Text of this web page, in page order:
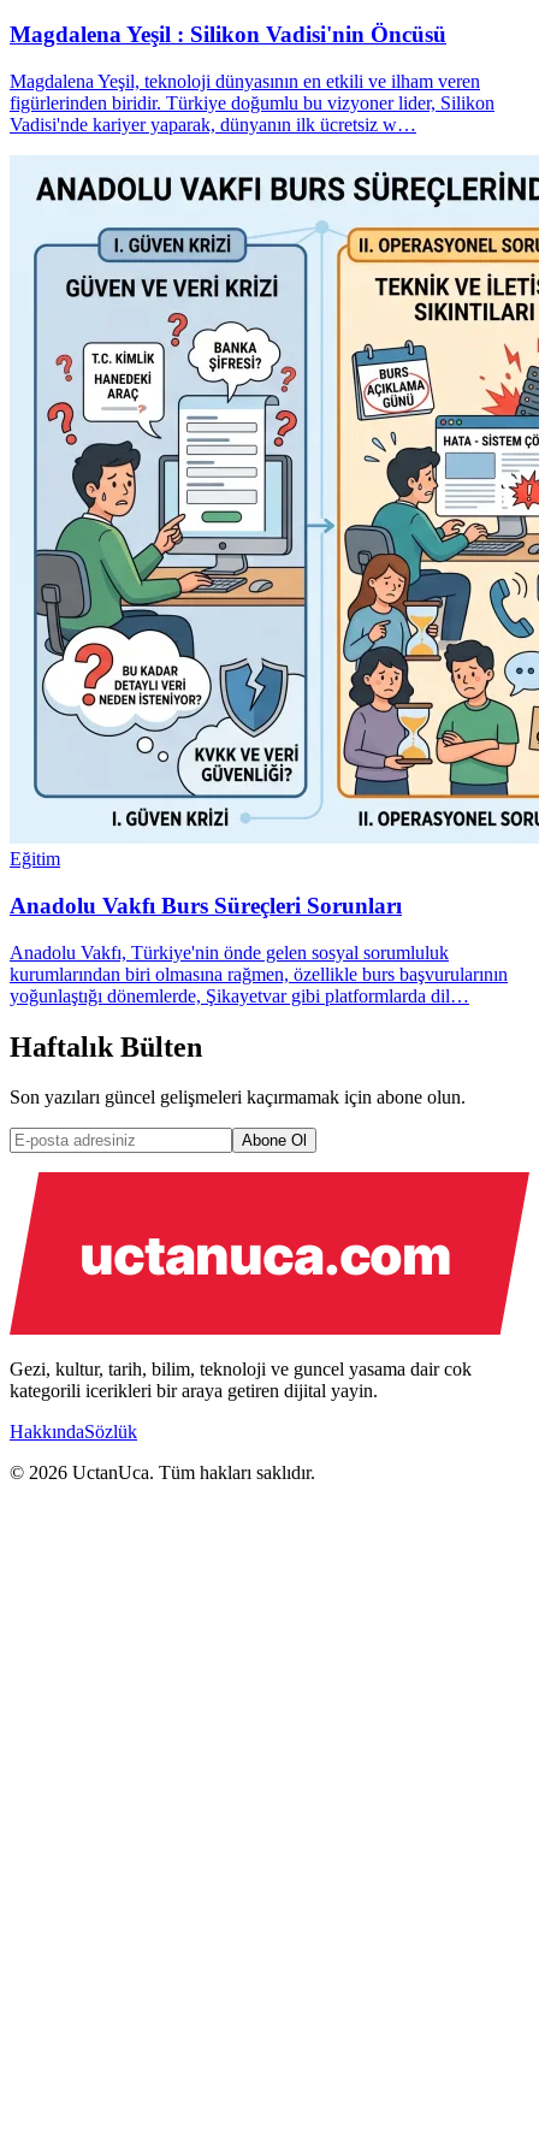
Magdalena Yeşil : Silikon Vadisi'nin Öncüsü
Magdalena Yeşil, teknoloji dünyasının en etkili ve ilham veren
figürlerinden biridir. Türkiye doğumlu bu vizyoner lider, Silikon
Vadisi'nde kariyer yaparak, dünyanın ilk ücretsiz w…
Eğitim
Anadolu Vakfı Burs Süreçleri Sorunları
Anadolu Vakfı, Türkiye'nin önde gelen sosyal sorumluluk
kurumlarından biri olmasına rağmen, özellikle burs başvurularının
yoğunlaştığı dönemlerde, Şikayetvar gibi platformlarda dil…
Haftalık Bülten
Son yazıları güncel gelişmeleri kaçırmamak için abone olun.
Abone Ol
Gezi, kultur, tarih, bilim, teknoloji ve guncel yasama dair cok
kategorili icerikleri bir araya getiren dijital yayin.
HakkındaSözlük
© 2026 UctanUca. Tüm hakları saklıdır.